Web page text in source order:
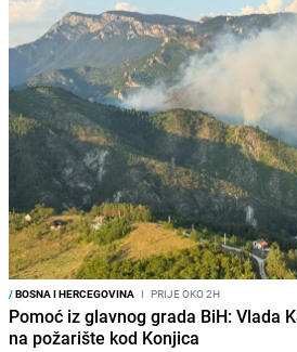
/BOSNA I HERCEGOVINA I PRIJE OKO 2H
Pomoć iz glavnog grada BiH: Vlada
na požarište kod Konjica